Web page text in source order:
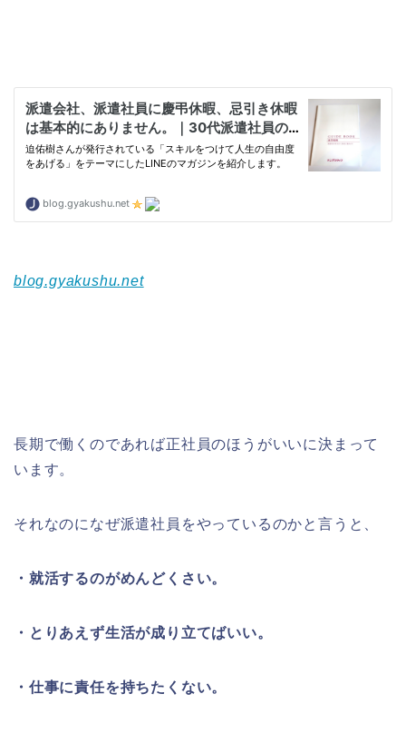
blog.gyakushu.net
長期で働くのであれば正社員のほうがいいに決まって
います。
それなのになぜ派遣社員をやっているのかと言うと、
・就活するのがめんどくさい。
・とりあえず生活が成り立てばいい。
・仕事に責任を持ちたくない。